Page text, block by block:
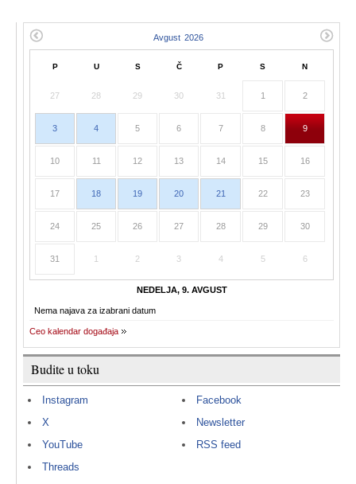
P U S Č P S N
27 28 29 30 31 1 2
3 4 5 6 7 8 9
10 11 12 13 14 15 16
17 18 19 20 21 22 23
24 25 26 27 28 29 30
31 1 2 3 4 5 6
NEDELJA, 9. AVGUST
Nema najava za izabrani datum
Ceo kalendar događaja
Budite u toku
Instagram
X
YouTube
Threads
Facebook
Newsletter
RSS feed